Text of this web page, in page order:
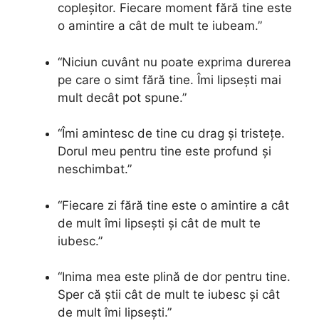
copleșitor. Fiecare moment fără tine este
o amintire a cât de mult te iubeam.”
“Niciun cuvânt nu poate exprima durerea
pe care o simt fără tine. Îmi lipsești mai
mult decât pot spune.”
“Îmi amintesc de tine cu drag și tristețe.
Dorul meu pentru tine este profund și
neschimbat.”
“Fiecare zi fără tine este o amintire a cât
de mult îmi lipsești și cât de mult te
iubesc.”
“Inima mea este plină de dor pentru tine.
Sper că știi cât de mult te iubesc și cât
de mult îmi lipsești.”